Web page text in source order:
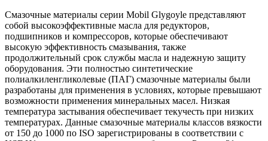
Смазочные материалы серии Mobil Glygoyle представляют
собой высокоэффективные масла для редукторов,
подшипников и компрессоров, которые обеспечивают
высокую эффективность смазывания, также
продолжительный срок службы масла и надежную защиту
оборудования. Эти полностью синтетические
полиалкиленгликолевые (ПАГ) смазочные материалы были
разработаны для применения в условиях, которые превышают
возможности применения минеральных масел. Низкая
температура застывания обеспечивает текучесть при низких
температурах. Данные смазочные материалы классов вязкости
от 150 до 1000 по ISO зарегистрированы в соответствии с